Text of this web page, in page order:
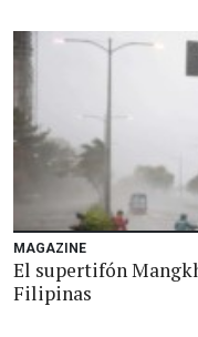
MAGAZINE
El supertifón
Filipinas